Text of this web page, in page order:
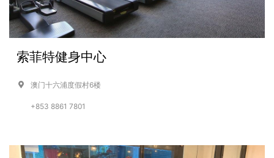
索菲特健身中心
澳门十六浦度假村6楼
+853 8861 7801